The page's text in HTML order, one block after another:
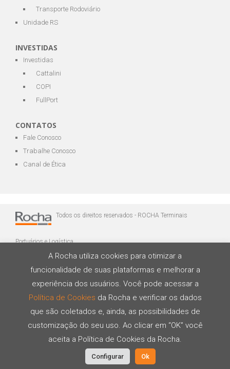
Transporte Rodoviário
Unidade RS
INVESTIDAS
Investidas
Cattalini
COPI
FullPort
CONTATOS
Fale Conosco
Trabalhe Conosco
Canal de Ética
Todos os direitos reservados - ROCHA Terminais
Portuários e Logística
Desenvolvido por
A Rocha utiliza cookies para otimizar a
funcionalidade de suas plataformas e melhorar a
experiência dos usuários. Você pode acessar a
Política de Cookies da Rocha e verificar os dados
que são coletados e, ainda, as possibilidades de
customização do seu uso. Ao clicar em “OK” você
aceita a Política de Cookies da Rocha.
Configurar Ok